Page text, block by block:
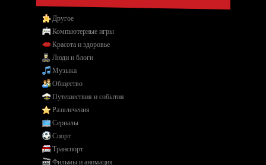
Другое
Компьютерные игры
Красота и здоровье
Люди и блоги
Музыка
Общество
Путешествия и события
Развлечения
Сериалы
Спорт
Транспорт
Фильмы и анимация